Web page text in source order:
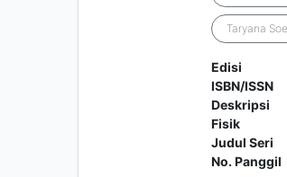
Taryana
Edisi
ISBN/ISSN
Deskripsi
Fisik
Judul Seri
No. Panggil